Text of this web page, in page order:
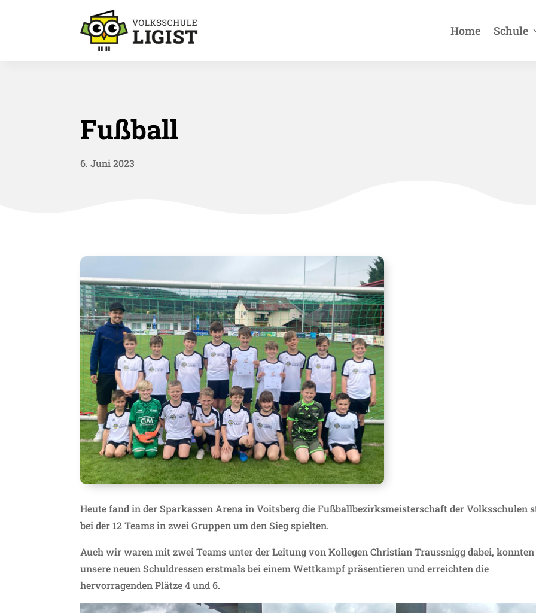
Home Schule
Fußball
6. Juni 2023
Heute fand in der Sparkassen Arena in Voitsberg die Fußballbezirksmeisterschaft der Volksschulen
bei der 12 Teams in zwei Gruppen um den Sieg spielten.
Auch wir waren mit zwei Teams unter der Leitung von Kollegen Christian Traussnigg dabei, konnten
unsere neuen Schuldressen erstmals bei einem Wettkampf präsentieren und erreichten die
hervorragenden Plätze 4 und 6.